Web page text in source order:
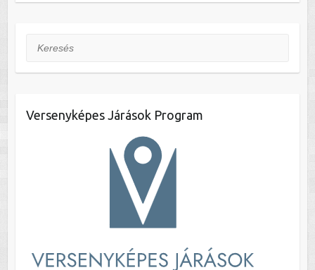
Keresés
Versenyképes Járások Program